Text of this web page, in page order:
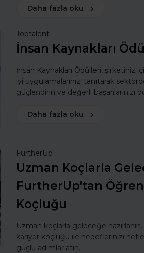
Daha fazla oku
Toptalent
İnsan Kaynakları
İnsan Kaynakları Ödülleri, şirketiniz
iyi uygulamalarınızı tanıtarak
güçlendirin ve değerli başarılarınızı
Daha fazla oku
FurtherUp
Uzman Koçlarla
FurtherUp'tan
Koçluğu
Uzman koçlarla geleceğe
kariyer koçluğu ile hedeflerinizi
güçlü adımlar atın.